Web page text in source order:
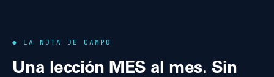
● LA NOTA DE CAMPO
Una lección MES al mes. Sin